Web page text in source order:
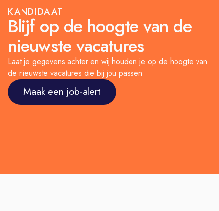
KANDIDAAT
Blijf op de hoogte van de
nieuwste vacatures
Laat je gegevens achter en wij houden je op de hoogte van
de nieuwste vacatures die bij jou passen
Maak een job-alert